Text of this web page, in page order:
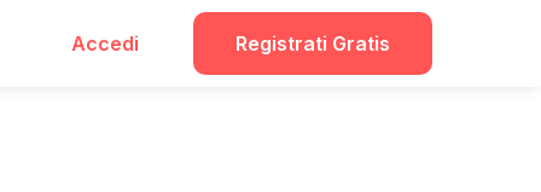
Accedi Registrati Gratis